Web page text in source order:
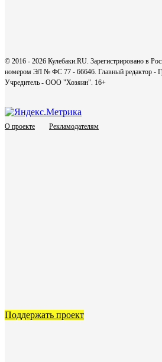
© 2016 - 2026 Кулебаки.RU. Зарегистрировано в
номером ЭЛ № ФС 77 - 66646. Главный редактор -
Учредитель - ООО "Хозяин". 16+
О проекте Рекламодателям
Поддержать проект